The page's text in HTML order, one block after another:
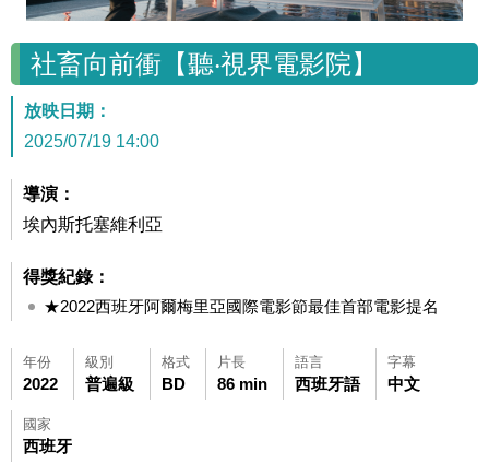
社畜向前衝【聽‧視界電影院】
放映日期：
2025/07/19 14:00
導演：
埃內斯托塞維利亞
得獎紀錄：
★2022西班牙阿爾梅里亞國際電影節最佳首部電影提名
年份
2022
級別
普遍級
格式
BD
片長
86 min
語言
西班牙語
字幕
中文
國家
西班牙